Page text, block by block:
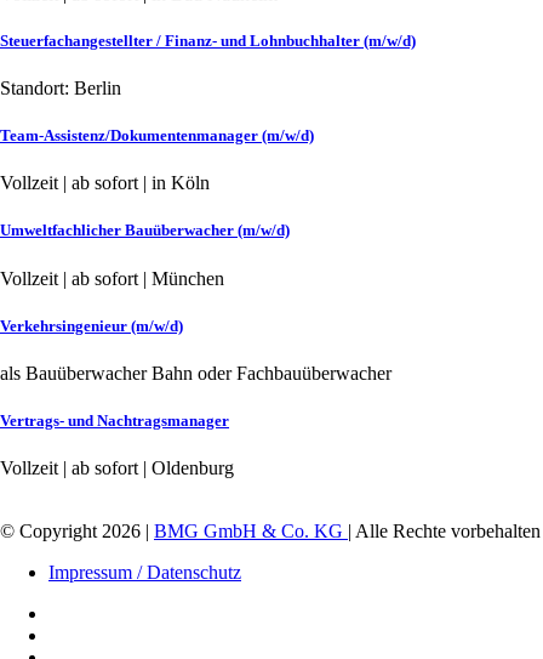
Steuerfachangestellter / Finanz- und Lohnbuchhalter (m/w/d)
Standort: Berlin
Team-Assistenz/Dokumentenmanager (m/w/d)
Vollzeit | ab sofort | in Köln
Umweltfachlicher Bauüberwacher (m/w/d)
Vollzeit | ab sofort | München
Verkehrsingenieur (m/w/d)
als Bauüberwacher Bahn oder Fachbauüberwacher
Vertrags- und Nachtragsmanager
Vollzeit | ab sofort | Oldenburg
© Copyright 2026 | BMG GmbH & Co. KG | Alle Rechte vorbehalten
Impressum / Datenschutz